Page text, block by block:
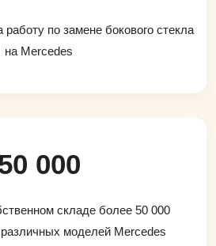
работу по замене бокового стекла
на Mercedes
000
складе более 50 000
моделей Mercedes